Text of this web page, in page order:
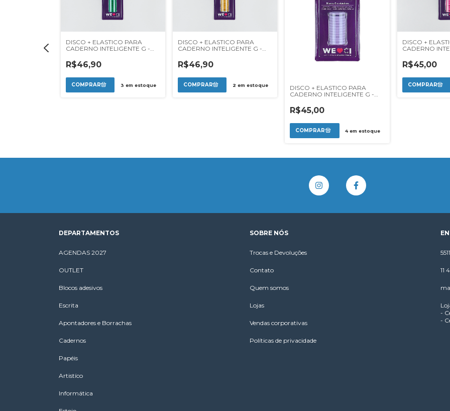
DISCO + ELASTICO PARA
CADERNO INTELIGENTE G -
R$46,90
3 em estoque
DISCO + ELASTICO PARA
CADERNO INTELIGENTE G -
R$46,90
2 em estoque
DISCO + ELASTICO PARA
CADERNO INTELIGENTE G -
R$45,00
4em estoque
DISCO +
CADERNO
R$45,00
DEPARTAMENTOS
AGENDAS 2027
OUTLET
Blocos adesivos
Escrita
Apontadores e Borrachas
Cadernos
Papéis
Artistíco
Informática
SOBRE NÓS
Trocas e Devoluções
Contato
Quem somos
Lojas
Vendas corporativas
Políticas de privacidade
11
-
-